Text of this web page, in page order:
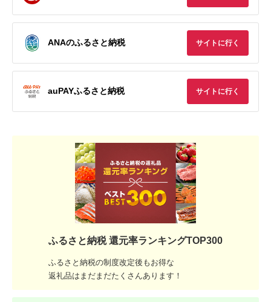
ANAのふるさと納税 サイトに行く
auPAYふるさと納税 サイトに行く
ふるさと納税 還元率ランキングTOP300
ふるさと納税の制度改定後もお得な
返礼品はまだまだたくさんあります！